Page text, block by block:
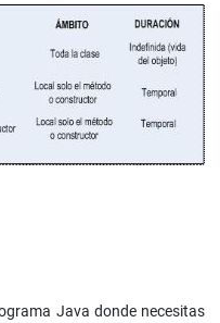
Java donde necesitas